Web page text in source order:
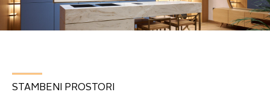
STAMBENI PROSTORI